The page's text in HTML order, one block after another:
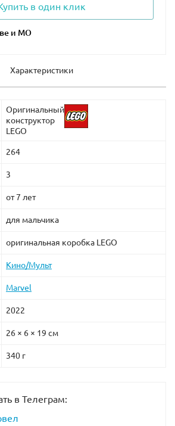
в один клик
Характеристики
Оригинальный
конструктор
LEGO
264
3
от 7 лет
для мальчика
оригинальная коробка LEGO
Кино/Мульт
Marvel
2022
26 × 6 × 19 см
340 г
в Телеграм: